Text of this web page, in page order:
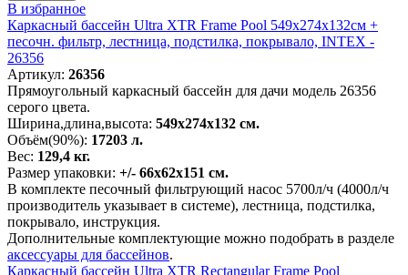
В избранное
Каркасный бассейн Ultra XTR Frame Pool 549х274х132см +
песочн. фильтр, лестница, подстилка, покрывало, INTEX -
26356
Артикул: 26356
Прямоугольный каркасный бассейн для дачи модель 26356
серого цвета.
Ширина,длина,высота: 549х274х132 см.
Объём(90%): 17203 л.
Вес: 129,4 кг.
Размер упаковки: +/- 66х62х151 см.
В комплекте песочный фильтрующий насос 5700л/ч (4000л/ч
производитель указывает в системе), лестница, подстилка,
покрывало, инструкция.
Дополнительные комплектующие можно подобрать в разделе
аксессуары для бассейнов.
Каркасный бассейн Ultra XTR Rectangular Frame Pool